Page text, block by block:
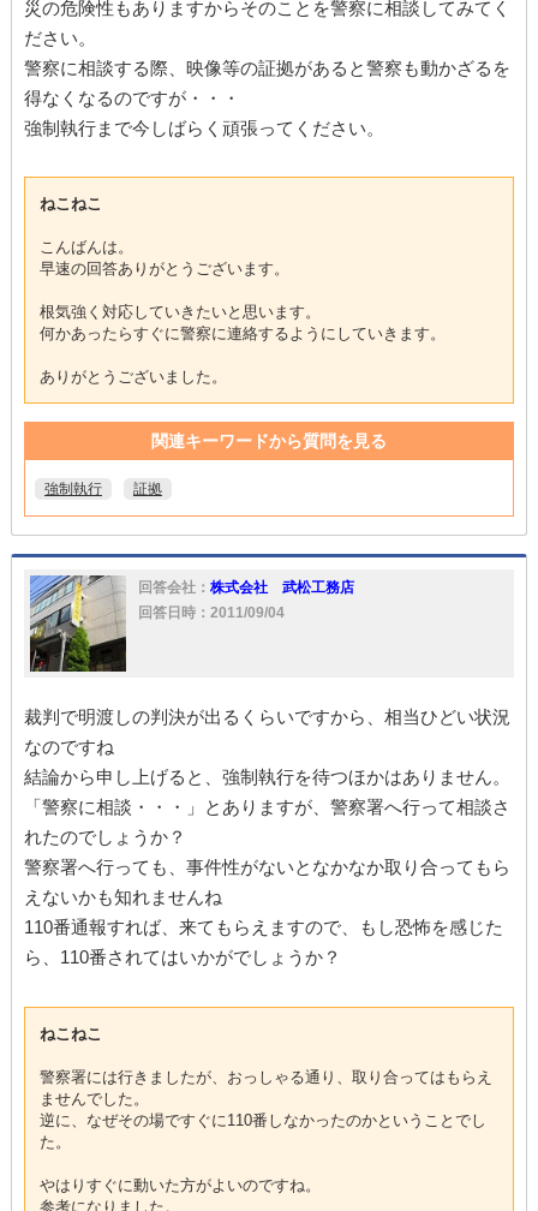
災の危険性もありますからそのことを警察に相談してみてく
ださい。
警察に相談する際、映像等の証拠があると警察も動かざるを
得なくなるのですが・・・
強制執行まで今しばらく頑張ってください。
ねこねこ
こんばんは。
早速の回答ありがとうございます。
根気強く対応していきたいと思います。
何かあったらすぐに警察に連絡するようにしていきます。
ありがとうございました。
関連キーワードから質問を見る
強制執行 証拠
回答会社： 株式会社 武松工務店
回答日時：2011/09/04
裁判で明渡しの判決が出るくらいですから、相当ひどい状況
なのですね
結論から申し上げると、強制執行を待つほかはありません。
「警察に相談・・・」とありますが、警察署へ行って相談さ
れたのでしょうか？
警察署へ行っても、事件性がないとなかなか取り合ってもら
えないかも知れませんね
110番通報すれば、来てもらえますので、もし恐怖を感じた
ら、110番されてはいかがでしょうか？
ねこねこ
警察署には行きましたが、おっしゃる通り、取り合ってはもらえ
ませんでした。
逆に、なぜその場ですぐに110番しなかったのかということでし
た。
やはりすぐに動いた方がよいのですね。
参考になりました。